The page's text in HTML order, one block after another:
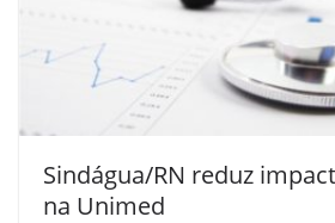
Sindágua/RN reduz
na Unimed